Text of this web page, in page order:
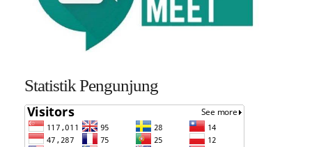
Statistik Pengunjung